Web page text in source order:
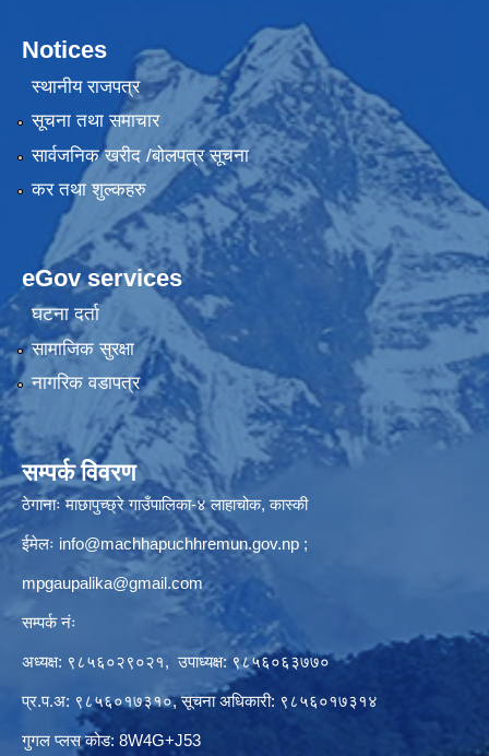
Notices
स्थानीय राजपत्र
सूचना तथा समाचार
सार्वजनिक खरीद /बोलपत्र सूचना
कर तथा शुल्कहरु
eGov services
घटना दर्ता
सामाजिक सुरक्षा
नागरिक वडापत्र
सम्पर्क विवरण
ठेगानाः माछापुच्छ्रे गाउँपालिका-४ लाहाचोक, कास्की
ईमेलः info@machhapuchhremun.gov.np ;
mpgaupalika@gmail.com
सम्पर्क नंः
अध्यक्ष: ९८५६०२९०२१, उपाध्यक्ष: ९८५६०६३७७०
प्र.प.अ: ९८५६०१७३१०, सूचना अधिकारी: ९८५६०१७३१४
गुगल प्लस कोड: 8W4G+J53